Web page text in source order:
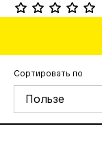
Сортировать по
Пользе